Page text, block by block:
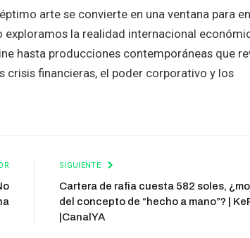
arte se convierte en una ventana para
la realidad internacional
hasta producciones contemporáneas que
crisis financieras, el poder corporativo y los
SIGUIENTE
Cartera de rafia cuesta 582 soles,
del concepto de “hecho a mano”? |
|CanalYA